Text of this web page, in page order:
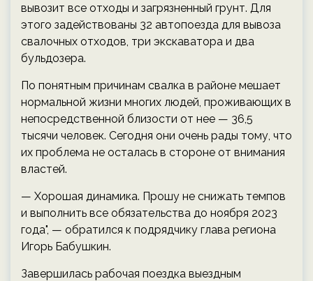
вывозит все отходы и загрязненный грунт. Для
этого задействованы 32 автопоезда для вывоза
свалочных отходов, три экскаватора и два
бульдозера.
По понятным причинам свалка в районе мешает
нормальной жизни многих людей, проживающих в
непосредственной близости от нее — 36,5
тысячи человек. Сегодня они очень рады тому, что
их проблема не осталась в стороне от внимания
властей.
— Хорошая динамика. Прошу не снижать темпов
и выполнить все обязательства до ноября 2023
года", — обратился к подрядчику глава региона
Игорь Бабушкин.
Завершилась рабочая поездка выездным